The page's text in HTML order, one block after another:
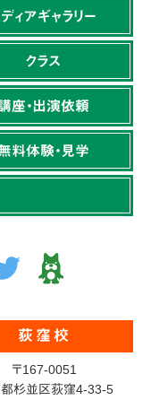
ィアギャラリー
クラス
座・出演依頼
料体験・見学
荻窪校
〒167-0051
杉並区荻窪4-33-5